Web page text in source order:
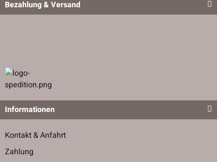
Bezahlung & Versand
Informationen
Kontakt & Anfahrt
Zahlung